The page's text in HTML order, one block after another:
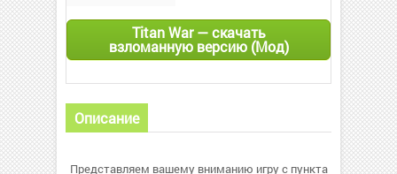
Titan War — скачать
взломанную версию (Мод)
Описание
Представляем вашему вниманию игру с пункта